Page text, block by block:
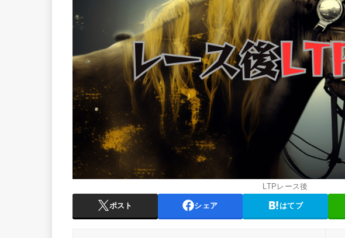
LTPレース後
ポスト シェア はてブ